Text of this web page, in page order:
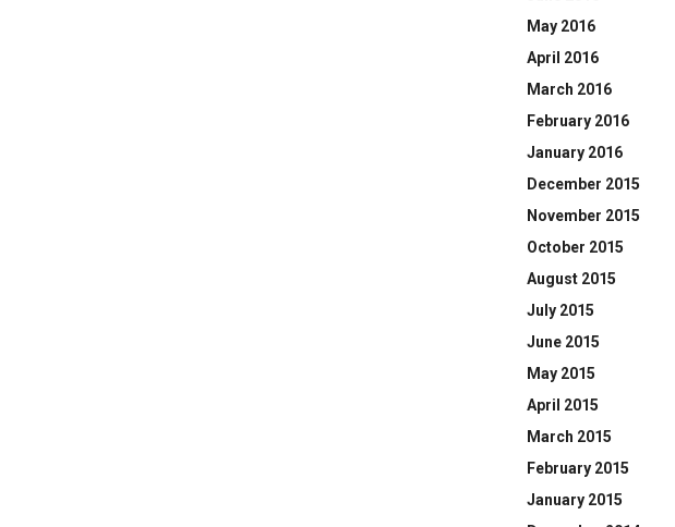
May 2016
April 2016
March 2016
February 2016
January 2016
December 2015
November 2015
October 2015
August 2015
July 2015
June 2015
May 2015
April 2015
March 2015
February 2015
January 2015